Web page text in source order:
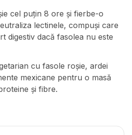
cel puțin 8 ore și fierbe-o
lectinele, compuși care
digestiv dacă fasolea nu este
cu fasole roșie, ardei
mexicane pentru o masă
și fibre.